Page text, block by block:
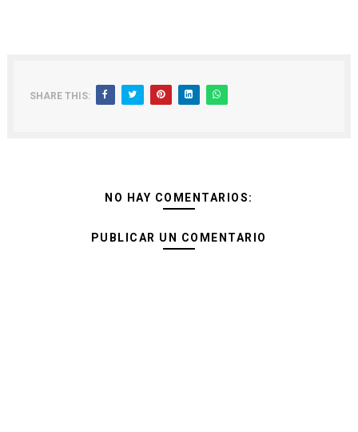
SHARE THIS:
NO HAY COMENTARIOS:
PUBLICAR UN COMENTARIO